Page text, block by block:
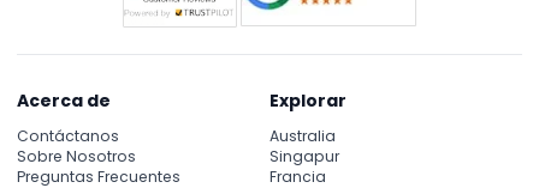
Acerca de
Contáctanos
Sobre Nosotros
Preguntas Frecuentes
Explorar
Australia
Singapur
Francia